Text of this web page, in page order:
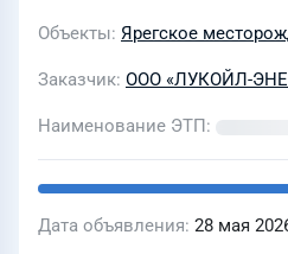
Объекты Ярегское
Заказчик ООО «ЛУКОЙЛ-
Наименование ЭТП
Дата объявления 28 мая